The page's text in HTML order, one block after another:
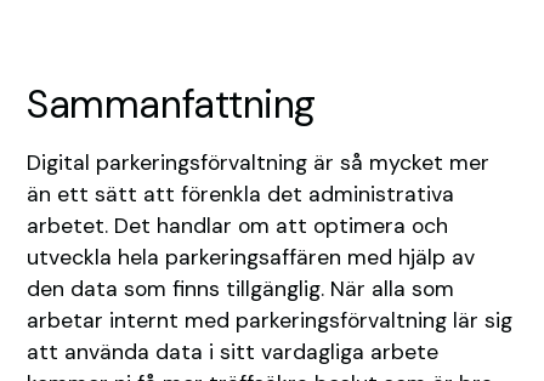
Sammanfattning
Digital parkeringsförvaltning är så mycket mer
än ett sätt att förenkla det administrativa
arbetet. Det handlar om att optimera och
utveckla hela parkeringsaffären med hjälp av
den data som finns tillgänglig. När alla som
arbetar internt med parkeringsförvaltning lär sig
att använda data i sitt vardagliga arbete